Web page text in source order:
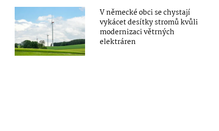
V německé obci se chystají
vykácet desítky stromů kvůli
modernizaci větrných
elektráren